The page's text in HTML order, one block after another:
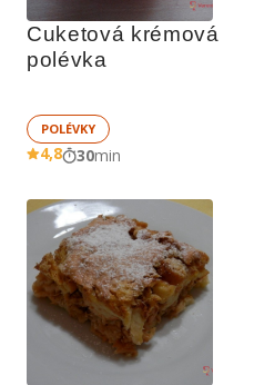
Cuketová krémová
polévka
POLÉVKY
4,8 30min